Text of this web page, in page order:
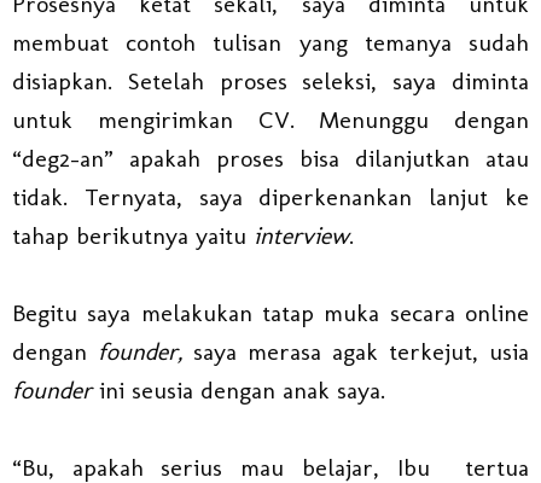
membuat contoh tulisan yang temanya sudah
disiapkan. Setelah proses seleksi, saya diminta
untuk mengirimkan CV. Menunggu dengan
“deg2-an” apakah proses bisa dilanjutkan atau
tidak. Ternyata, saya diperkenankan lanjut ke
tahap berikutnya yaitu interview.
Begitu saya melakukan tatap muka secara online
dengan founder, saya merasa agak terkejut, usia
founderini seusia dengan anak saya.
“Bu, apakah serius mau belajar, Ibu tertua